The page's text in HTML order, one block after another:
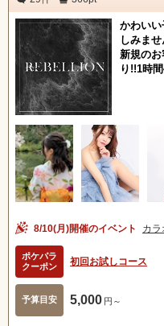
かわい
しみませ
新規の
り!!1時
8/10(月)開催のイベント カ
ポケパラ
クーポン
初回お試しコース
予算目安 5,000 円～